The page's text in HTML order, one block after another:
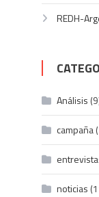
REDH-
Análisis
campaña
noticias